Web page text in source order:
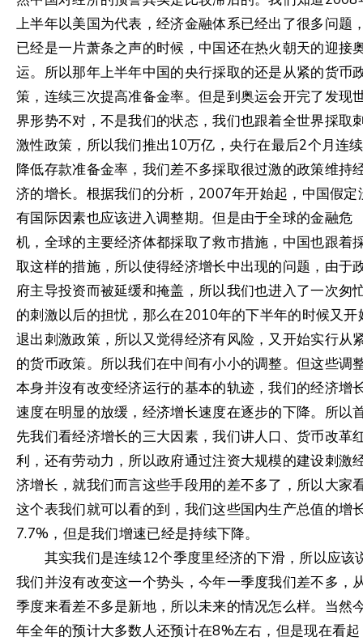
上半年以美国为代表，经济金融体系已经出了很多问题
已经是一片萧条之声的时候，中国还在热火朝天的迎接
运。所以那年上半年中国的央行採取的还是从紧的货币
策，连续三次提高准备金率。但是到奥运会开完了发现
界形势不对，不是我们的状态，我们也跟着全世界採取
激性政策，所以我们推出10万亿，央行在最后2个月连续
降低存款准备金率，我们差不多採取很过激的政策维持
济的增长。根据我们的分析，2007年开始起，中国假定
有国际因素也应该进入调整期。但是由于全球的金融危
机，全球的主要经济体都採取了救市措施，中国也跟着
取这样的措施，所以使得经济增长中出现的问题，由于
府主导投资而被延缓和掩盖，所以我们也进入了一次匆
的刺激以后的担忧，那么在2010年的下半年的时候又开
退出刺激政策，所以又觉得经济有风险，又开始实行从
的货币政策。所以我们在中间有小小的调整。但这些调
本身并沒有改变经济运行的基本的轨迹，我们的经济增
速度在明显的放缓，经济增长速度在逐步的下降。所以
先我们看经济增长的三大因素，我们讲人口、货币改革
利，还有劳动力，所以政府通过注资大规模的建设刺激
济增长，就我们而言这些手段用的差不多了，所以大家
这个表我们就可以看的到，我们这些国内生产总值的增
7.7%，但是我们增速已经是持续下降。
其实我们是连续12个季度里经济的下滑，所以应该
我们并沒有改变这一个势头，今年一季度我们差不多，
季度来看差不多是新地，所以未来的情况怎么样。当然
年全年的预计大多数人还预计在8%左右，但是现在看起